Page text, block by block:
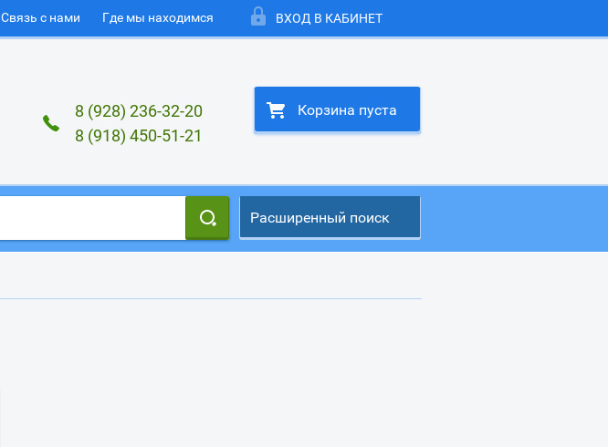
Связь с нами Где мы находимся ВХОД В КАБИНЕТ
8 (928) 236-32-20
8 (918) 450-51-21
Корзина пуста
Расширенный поиск